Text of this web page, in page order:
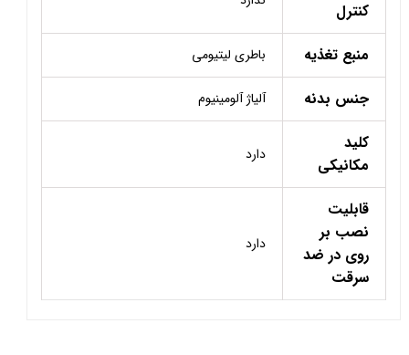
کنترل
منبع تغذیه باطری لیتیومی
جنس بدنه آلیاژ آلومینیوم
کلید
مکانیکی
دارد
قابلیت
نصب بر
روی در ضد
سرقت
دارد